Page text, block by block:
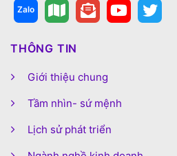
THÔNG TIN
Giới thiệu chung
Tầm nhìn- sứ mệnh
Lịch sử phát triển